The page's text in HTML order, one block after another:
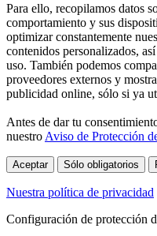
Para ello, recopilamos datos
comportamiento y sus
optimizar constantemente
contenidos personalizados,
uso. También podemos
proveedores externos y
publicidad online, sólo si ya
Antes de dar tu
nuestro Aviso de Protección
Aceptar Sólo obligatorios
Nuestra política de privacidad
Configuración de protección